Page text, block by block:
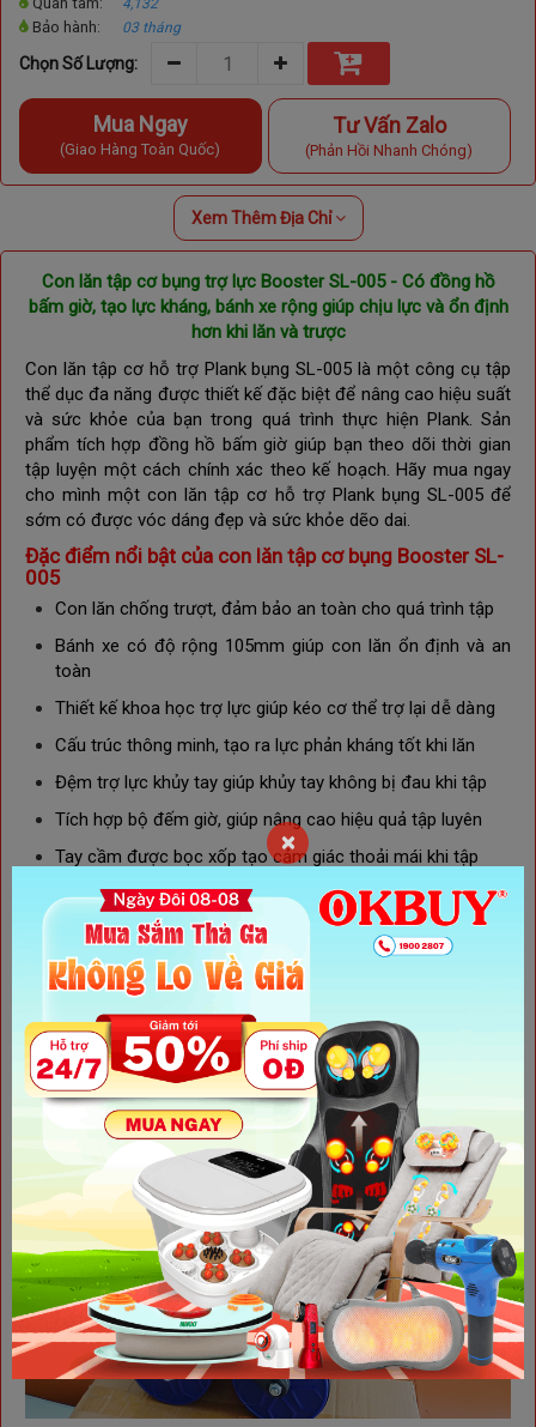
4,132
Bảo hành: 03 tháng
Chọn Số Lượng:
Mua Ngay
(Giao Hàng Toàn Quốc)
Tư Vấn Zalo
(Phản Hồi Nhanh Chóng)
Xem Thêm Địa Chỉ
Con lăn tập cơ bụng trợ lực Booster SL-005 - Có đồng hồ
bấm giờ, tạo lực kháng, bánh xe rộng giúp chịu lực và ổn định
hơn khi lăn và trược
Con lăn tập cơ hỗ trợ Plank bụng SL-005 là một công cụ tập
thể dục đa năng được thiết kế đặc biệt để nâng cao hiệu suất
và sức khỏe của bạn trong quá trình thực hiện Plank. Sản
phẩm tích hợp đồng hồ bấm giờ giúp bạn theo dõi thời gian
tập luyện một cách chính xác theo kế hoạch. Hãy mua ngay
cho mình một con lăn tập cơ hỗ trợ Plank bụng SL-005 để
sớm có được vóc dáng đẹp và sức khỏe dẽo dai.
Đặc điểm nổi bật của con lăn tập cơ bụng Booster SL-
005
Con lăn chống trượt, đảm bảo an toàn cho quá trình tập
Bánh xe có độ rộng 105mm giúp con lăn ổn định và an
toàn
Thiết kế khoa học trợ lực giúp kéo cơ thể trợ lại dễ dàng
Cấu trúc thông minh, tạo ra lực phản kháng tốt khi lăn
Đệm trợ lực khủy tay giúp khủy tay không bị đau khi tập
Tích hợp bộ đếm giờ, giúp nâng cao hiệu quả tập luyên
Tay cầm được bọc xốp tạo cảm giác thoải mái khi tập
Thiết kế đẹp với 2 màu xanh và cam cho bạn lựa chọn
×